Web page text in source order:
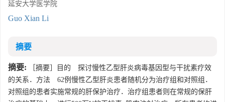
延安大学医学院
Guo Xian Li
摘要
摘要: ［摘要］目的 探讨慢性乙型肝炎病毒基因型与干扰素疗效
的关系．方法 62例慢性乙型肝炎患者随机分为治疗组和对照组．
对照组的患者实施常规的肝保护治疗．治疗组患者则在常规的保肝